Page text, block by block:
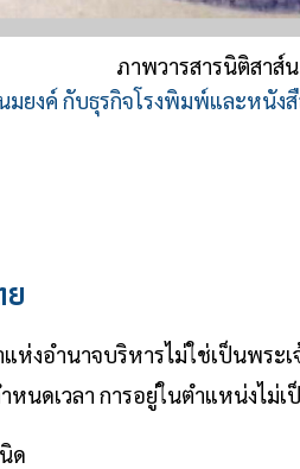
ภาพวารสารนิติสาส์
ยงค์ กับธุรกิจโรงพิมพ์และหนัง
ห่งอำนาจบริหารไม่ใช่เป็นพร
หนดเวลา การอยู่ในตำแหน่งไ
ด